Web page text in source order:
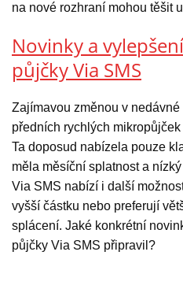
na nové rozhraní mohou těšit
Novinky a
půjčky Via SMS
Zajímavou změnou v
předních rychlých
Ta doposud nabízela pouze
měla měsíční splatnost a
Via SMS nabízí i další
vyšší částku nebo preferují
splácení. Jaké konkrétní
půjčky Via SMS připravil?